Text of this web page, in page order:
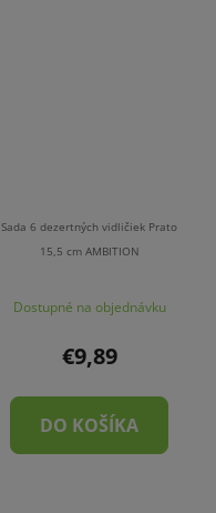
Sada 6 dezertných vidličiek Prato
15,5 cm AMBITION
Dostupné na objednávku
€9,89
DO KOŠÍKA